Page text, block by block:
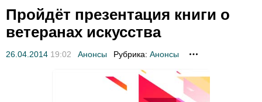
Пройдёт презентация книги о
ветеранах искусства
26.04.2014 19:02 Анонсы Рубрика: Анонсы